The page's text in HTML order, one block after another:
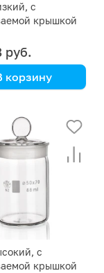
с
крышкой
руб.
корзину
N/632 421
(Simax)
с
крышкой